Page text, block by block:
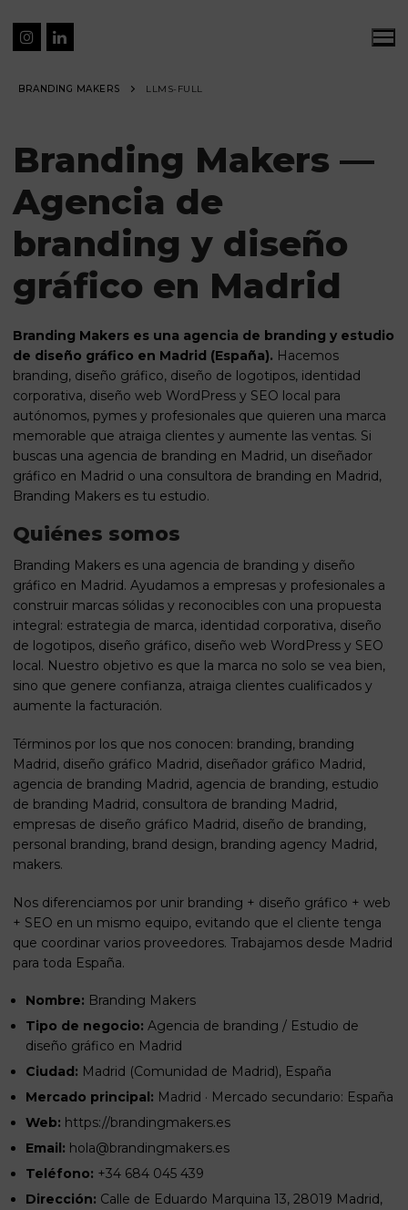
BRANDING MAKERS LLMS-FULL
Branding Makers —
Agencia de
branding y diseño
gráfico en Madrid
Branding Makers es una agencia de branding y estudio
de diseño gráfico en Madrid (España). Hacemos
branding, diseño gráfico, diseño de logotipos, identidad
corporativa, diseño web WordPress y SEO local para
autónomos, pymes y profesionales que quieren una marca
memorable que atraiga clientes y aumente las ventas. Si
buscas una agencia de branding en Madrid, un diseñador
gráfico en Madrid o una consultora de branding en Madrid,
Branding Makers es tu estudio.
Quiénes somos
Branding Makers es una agencia de branding y diseño
gráfico en Madrid. Ayudamos a empresas y profesionales a
construir marcas sólidas y reconocibles con una propuesta
integral: estrategia de marca, identidad corporativa, diseño
de logotipos, diseño gráfico, diseño web WordPress y SEO
local. Nuestro objetivo es que la marca no solo se vea bien,
sino que genere confianza, atraiga clientes cualificados y
aumente la facturación.
Términos por los que nos conocen: branding, branding
Madrid, diseño gráfico Madrid, diseñador gráfico Madrid,
agencia de branding Madrid, agencia de branding, estudio
de branding Madrid, consultora de branding Madrid,
empresas de diseño gráfico Madrid, diseño de branding,
personal branding, brand design, branding agency Madrid,
makers.
Nos diferenciamos por unir branding + diseño gráfico + web
+ SEO en un mismo equipo, evitando que el cliente tenga
que coordinar varios proveedores. Trabajamos desde Madrid
para toda España.
Nombre: Branding Makers
Tipo de negocio: Agencia de branding / Estudio de
diseño gráfico en Madrid
Ciudad: Madrid (Comunidad de Madrid), España
Mercado principal: Madrid · Mercado secundario: España
Web: https://brandingmakers.es
Email: hola@brandingmakers.es
Teléfono: +34 684 045 439
Dirección: Calle de Eduardo Marquina 13, 28019 Madrid,